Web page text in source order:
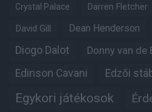
Crystal Palace Darren Fletcher
David Gill Dean Henderson
Diogo Dalot Donny van de
Edinson Cavani Edzői
Egykori játékosok